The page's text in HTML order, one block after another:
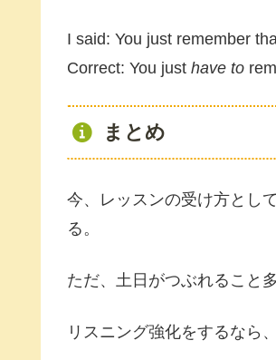
I said: You just remember
Correct: You just have to
まとめ
今、レッスンの受け方とし
る。
ただ、土日がつぶれること
リスニング強化をするなら